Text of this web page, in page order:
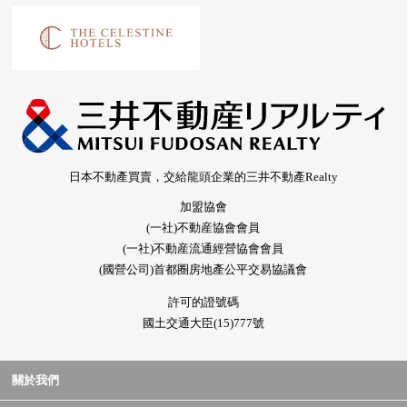
日本不動產買賣，交給龍頭企業的三井不動產Realty
加盟協會
(一社)不動産協會會員
(一社)不動産流通經營協會會員
(國營公司)首都圈房地產公平交易協議會
許可的證號碼
國土交通大臣(15)777號
關於我們